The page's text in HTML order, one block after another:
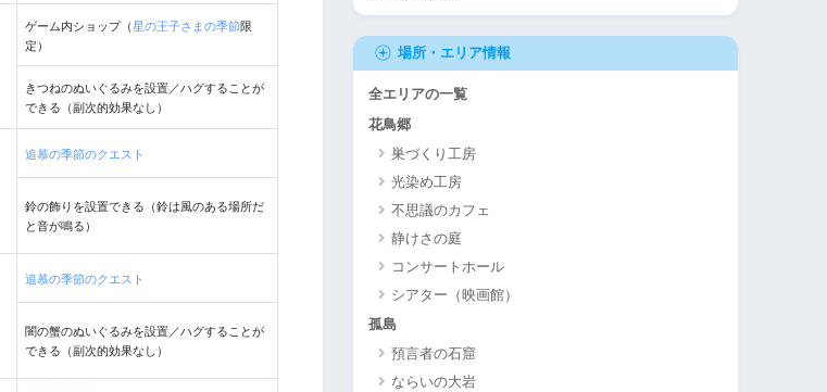
ゲーム内ショップ（星の王子さまの季節限
定）
きつねのぬいぐるみを設置／ハグすることが
できる（副次的効果なし）
追慕の季節のクエスト
鈴の飾りを設置できる（鈴は風のある場所だ
と音が鳴る）
追慕の季節のクエスト
闇の蟹のぬいぐるみを設置／ハグすることが
できる（副次的効果なし）
場所・エリア情報
全エリアの一覧
花鳥郷
巣づくり工房
光染め工房
不思議のカフェ
静けさの庭
コンサートホール
シアター（映画館）
孤島
預言者の石窟
ならいの大岩